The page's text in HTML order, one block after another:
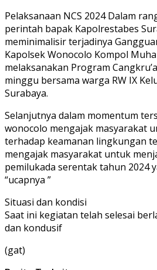
Pelaksanaan NCS 2024 Dalam
perintah bapak Kapolrestabes
meminimalisir terjadinya
Kapolsek Wonocolo Kompol
melaksanakan Program
minggu bersama warga RW IX
Surabaya.
Selanjutnya dalam momentum
wonocolo mengajak masyarakat
terhadap keamanan lingkungan
mengajak masyarakat untuk
pemilukada serentak tahun 2024
“ucapnya ”
Situasi dan kondisi
Saat ini kegiatan telah selesai
dan kondusif
(gat)